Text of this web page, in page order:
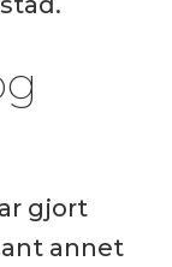
gjort
annet